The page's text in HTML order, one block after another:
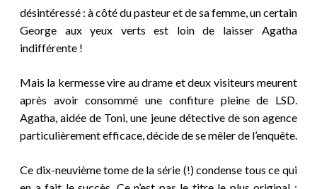
désintéressé : à côté du pasteur et de sa femme, un certain
George aux yeux verts est loin de laisser Agatha
indifférente !
Mais la kermesse vire au drame et deux visiteurs meurent
après avoir consommé une confiture pleine de LSD.
Agatha, aidée de Toni, une jeune détective de son agence
particulièrement efficace, décide de se mêler de l’enquête.
Ce dix-neuvième tome de la série (!) condense tous ce qui